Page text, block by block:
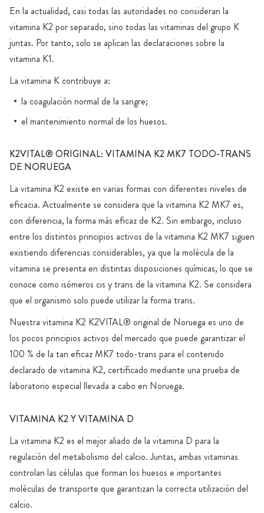
En la actualidad, casi todas las autoridades no consideran la
vitamina K2 por separado, sino todas las vitaminas del grupo K
juntas. Por tanto, solo se aplican las declaraciones sobre la
vitamina K1.
La vitamina K contribuye a:
la coagulación normal de la sangre;
el mantenimiento normal de los huesos.
K2VITAL® ORIGINAL: VITAMINA K2 MK7 TODO-TRANS
DE NORUEGA
La vitamina K2 existe en varias formas con diferentes niveles de
eficacia. Actualmente se considera que la vitamina K2 MK7 es,
con diferencia, la forma más eficaz de K2. Sin embargo, incluso
entre los distintos principios activos de la vitamina K2 MK7 siguen
existiendo diferencias considerables, ya que la molécula de la
vitamina se presenta en distintas disposiciones químicas, lo que se
conoce como isómeros cis y trans de la vitamina K2. Se considera
que el organismo solo puede utilizar la forma trans.
Nuestra vitamina K2 K2VITAL® original de Noruega es uno de
los pocos principios activos del mercado que puede garantizar el
100 % de la tan eficaz MK7 todo-trans para el contenido
declarado de vitamina K2, certificado mediante una prueba de
laboratorio especial llevada a cabo en Noruega.
VITAMINA K2 Y VITAMINA D
La vitamina K2 es el mejor aliado de la vitamina D para la
regulación del metabolismo del calcio. Juntas, ambas vitaminas
controlan las células que forman los huesos e importantes
moléculas de transporte que garantizan la correcta utilización del
calcio.